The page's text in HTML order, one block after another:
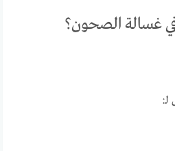
غسالة الصحون؟